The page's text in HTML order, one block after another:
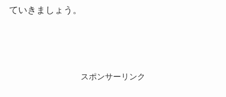
ていきましょう。
スポンサーリンク